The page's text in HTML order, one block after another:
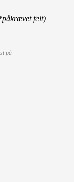
felt)
på